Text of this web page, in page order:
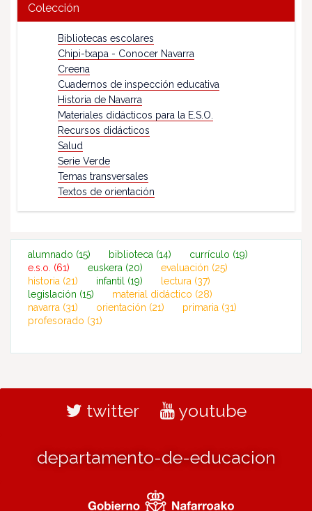
Colección
Bibliotecas escolares
Chipi-txapa - Conocer Navarra
Creena
Cuadernos de inspección educativa
Historia de Navarra
Materiales didácticos para la E.S.O.
Recursos didácticos
Salud
Serie Verde
Temas transversales
Textos de orientación
alumnado (15) biblioteca (14) currículo (19)
e.s.o. (61) euskera (20) evaluación (25)
historia (21) infantil (19) lectura (37)
legislación (15) material didáctico (28)
navarra (31) orientación (21) primaria (31)
profesorado (31)
twitter youtube
departamento-de-educacion